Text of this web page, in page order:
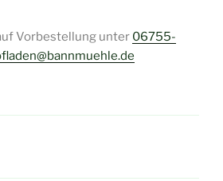
Vorbestellung unter 06755-